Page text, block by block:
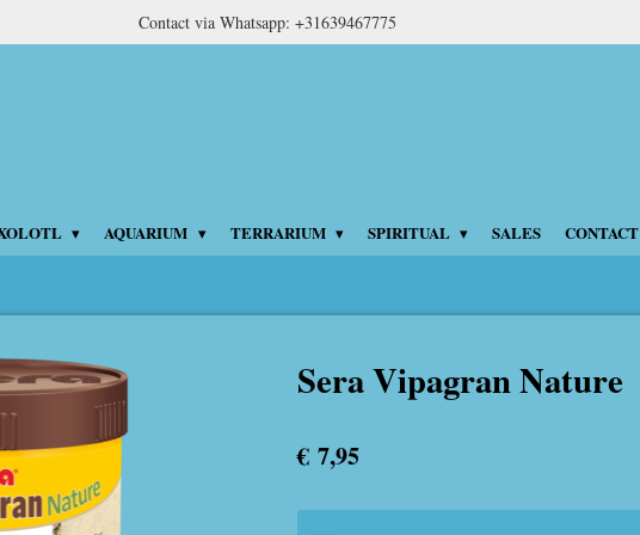
Contact via Whatsapp: +31639467775
AQUARIUM TERRARIUM SPIRITUAL SALES CONTACT
Sera Vipagran Nature
€ 7,95